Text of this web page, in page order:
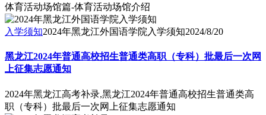
体育活动场馆篇-体育活动场馆介绍
入学须知2024年黑龙江外国语学院入学须知2024/8/20
黑龙江2024年普通高校招生普通类高职（专科）批最后一次网
上征集志愿通知
2024年黑龙江高考补录,黑龙江2024年普通高校招生普通类高
职（专科）批最后一次网上征集志愿通知